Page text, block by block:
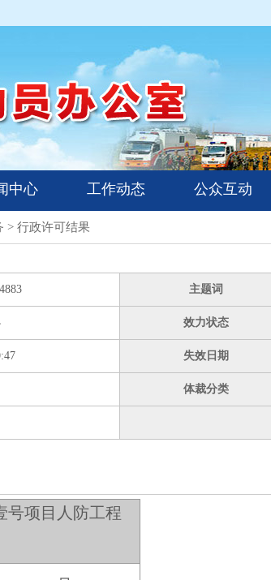
中心 工作动态 公众互动
> 行政许可结果
主题词
效力状态
失效日期
体裁分类
号项目人防工程